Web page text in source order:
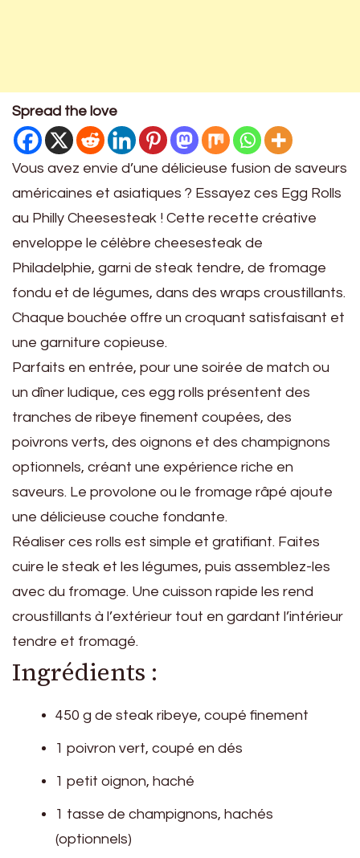
Spread the love
Vous avez envie d’une délicieuse fusion de saveurs
américaines et asiatiques ? Essayez ces Egg Rolls
au Philly Cheesesteak ! Cette recette créative
enveloppe le célèbre cheesesteak de
Philadelphie, garni de steak tendre, de fromage
fondu et de légumes, dans des wraps croustillants.
Chaque bouchée offre un croquant satisfaisant et
une garniture copieuse.
Parfaits en entrée, pour une soirée de match ou
un dîner ludique, ces egg rolls présentent des
tranches de ribeye finement coupées, des
poivrons verts, des oignons et des champignons
optionnels, créant une expérience riche en
saveurs. Le provolone ou le fromage râpé ajoute
une délicieuse couche fondante.
Réaliser ces rolls est simple et gratifiant. Faites
cuire le steak et les légumes, puis assemblez-les
avec du fromage. Une cuisson rapide les rend
croustillants à l’extérieur tout en gardant l’intérieur
tendre et fromagé.
Ingrédients :
450 g de steak ribeye, coupé finement
1 poivron vert, coupé en dés
1 petit oignon, haché
1 tasse de champignons, hachés
(optionnels)